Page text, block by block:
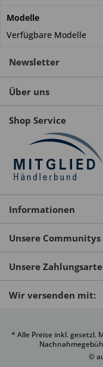
Modelle
Verfügbare Modelle
Newsletter
Über uns
Shop Service
Informationen
Unsere Communitys
Unsere
Wir versenden mit:
* Alle Preise inkl. gesetzl.
©